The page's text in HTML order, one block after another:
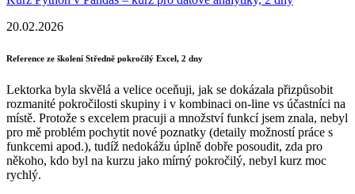
20.02.2026
Reference ze školení Středně pokročilý Excel, 2 dny
Lektorka byla skvělá a velice oceňuji, jak se dokázala přizpůsobit
rozmanité pokročilosti skupiny i v kombinaci on-line vs účastníci na
místě. Protože s excelem pracuji a množství funkcí jsem znala, nebyl
pro mě problém pochytit nové poznatky (detaily možností práce s
funkcemi apod.), tudíž nedokážu úplně dobře posoudit, zda pro
někoho, kdo byl na kurzu jako mírný pokročilý, nebyl kurz moc
rychlý.